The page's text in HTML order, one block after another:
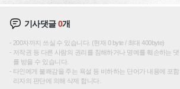
기사댓글0개
200자까지 쓰실 수 있습니다. (현재 0 byte / 최대 400byte)
저작권 등 다른 사람의 권리를 침해하거나 명예를 훼손하는
를 받을 수 있습니다.
타인에게 불쾌감을 주는 욕설 등 비하하는 단어가 내용에 포
리자의 판단에 의해 삭제 합니다.